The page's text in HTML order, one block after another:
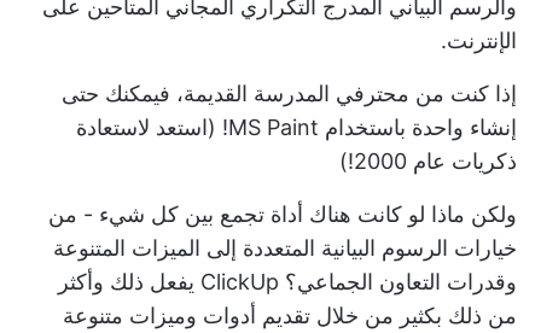
والرسم البياني المدرج التكراري المجاني المتاحين على
الإنترنت.
إذا كنت من محترفي المدرسة القديمة، فيمكنك حتى
إنشاء واحدة باستخدام MS Paint! (استعد لاستعادة
ذكريات عام 2000!)
ولكن ماذا لو كانت هناك أداة تجمع بين كل شيء - من
خيارات الرسوم البيانية المتعددة إلى الميزات المتنوعة
وقدرات التعاون الجماعي؟ ClickUp يفعل ذلك وأكثر
من ذلك بكثير من خلال تقديم أدوات وميزات متنوعة